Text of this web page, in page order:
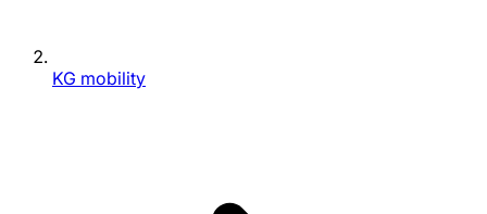
KG mobility